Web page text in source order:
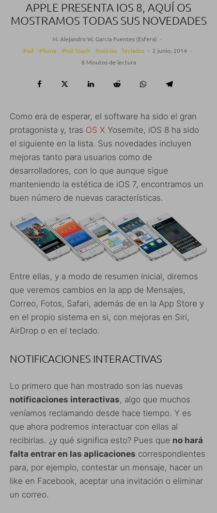
APPLE PRESENTA IOS 8, AQUÍ OS
MOSTRAMOS TODAS SUS NOVEDADES
M. Alejandro W. García Fuentes (Esfera) ·
iPad
iPhone iPod Touch Noticias Teclados · 2 junio, 2014 ·
8 Minutos de lectura
Como era de esperar, el software ha sido el gran
protagonista y, tras OS X Yosemite, iOS 8 ha sido
el siguiente en la lista. Sus novedades incluyen
mejoras tanto para usuarios como de
desarrolladores, con lo que aunque sigue
manteniendo la estética de iOS 7, encontramos un
buen número de nuevas características.
Entre ellas, y a modo de resumen inicial, diremos
que veremos cambios en la app de Mensajes,
Correo, Fotos, Safari, además de en la App Store y
en el propio sistema en si, con mejoras en Siri,
AirDrop o en el teclado.
NOTIFICACIONES INTERACTIVAS
Lo primero que han mostrado son las nuevas
notificaciones interactivas, algo que muchos
veníamos reclamando desde hace tiempo. Y es
que ahora podremos interactuar con ellas al
recibirlas. ¿y qué significa esto? Pues que no hará
falta entrar en las aplicaciones correspondientes
para, por ejemplo, contestar un mensaje, hacer un
like en Facebook, aceptar una invitación o eliminar
un correo.